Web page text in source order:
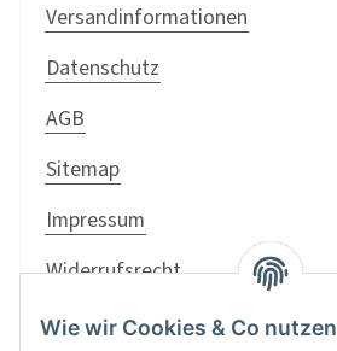
Versandinformationen
Datenschutz
AGB
Sitemap
Impressum
Widerrufsrecht
shop
Wie wir Cookies & Co nutzen